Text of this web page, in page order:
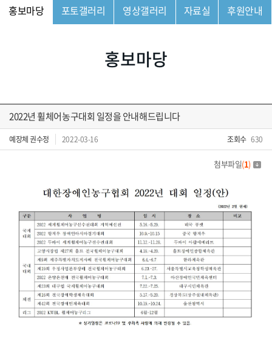
홍보마당 포토갤러리 영상갤러리 자료실 후원안내
홍보마당
2022년 휠체어농구대회 일정을 안내해드립니다
예장체 권수정 2022-03-16 조회수 630
첨부파일(1)